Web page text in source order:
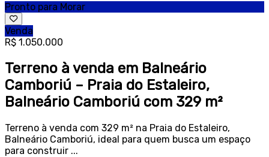
Pronto para Morar
Venda
R$ 1.050.000
Terreno à venda em Balneário
Camboriú – Praia do Estaleiro,
Balneário Camboriú com 329 m²
Terreno à venda com 329 m² na Praia do Estaleiro,
Balneário Camboriú, ideal para quem busca um espaço
para construir ...